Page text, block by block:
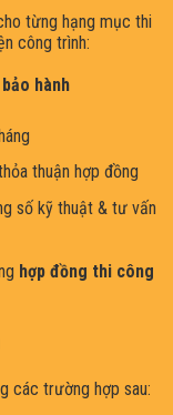
từng hạng mục thi
công trình:
hành
thuận hợp đồng
số kỹ thuật & tư vấn
hợp đồng thi công
các trường hợp sau: